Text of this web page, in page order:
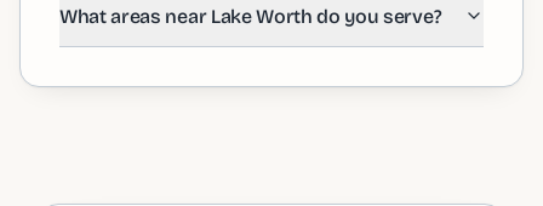
What areas near Lake Worth do you serve?